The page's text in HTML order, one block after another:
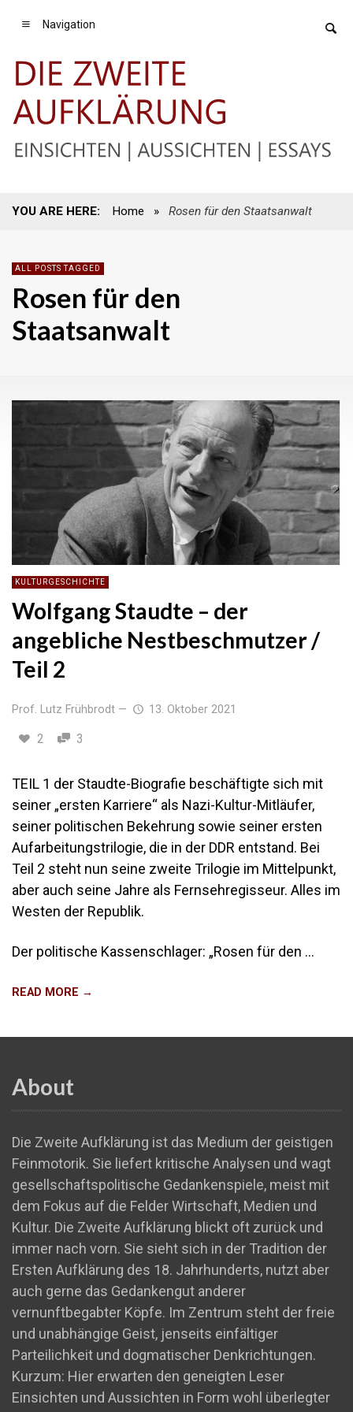
Navigation
YOU ARE HERE: Home » Rosen für den Staatsanwalt
ALL POSTS TAGGED
Rosen für den
Staatsanwalt
KULTURGESCHICHTE
Wolfgang Staudte – der
angebliche Nestbeschmutzer /
Teil 2
Prof. Lutz Frühbrodt — 13. Oktober 2021
2 3
TEIL 1 der Staudte-Biografie beschäftigte sich mit
seiner „ersten Karriere“ als Nazi-Kultur-Mitläufer,
seiner politischen Bekehrung sowie seiner ersten
Aufarbeitungstrilogie, die in der DDR entstand. Bei
Teil 2 steht nun seine zweite Trilogie im Mittelpunkt,
aber auch seine Jahre als Fernsehregisseur. Alles im
Westen der Republik.
Der politische Kassenschlager: „Rosen für den …
READ MORE →
About
Die Zweite Aufklärung ist das Medium der geistigen
Feinmotorik. Sie liefert kritische Analysen und wagt
gesellschaftspolitische Gedankenspiele, meist mit
dem Fokus auf die Felder Wirtschaft, Medien und
Kultur. Die Zweite Aufklärung blickt oft zurück und
immer nach vorn. Sie sieht sich in der Tradition der
Ersten Aufklärung des 18. Jahrhunderts, nutzt aber
auch gerne das Gedankengut anderer
vernunftbegabter Köpfe. Im Zentrum steht der freie
und unabhängige Geist, jenseits einfältiger
Parteilichkeit und dogmatischer Denkrichtungen.
Kurzum: Hier erwarten den geneigten Leser
Einsichten und Aussichten in Form wohl überlegter